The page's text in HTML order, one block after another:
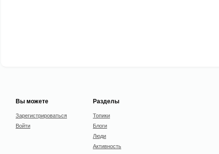
Вы можете
Зарегистрироваться
Войти
Разделы
Топики
Блоги
Люди
Активность